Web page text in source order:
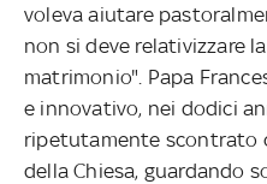
voleva aiutare
non si deve relativizzare
matrimonio". Papa
e innovativo, nei dodici
ripetutamente scontrato
della Chiesa, guardando